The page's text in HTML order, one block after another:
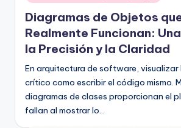
n
si
g
h
t
s
en
Diagramas de Objetos
Realmente Funcionan:
la Precisión y la Claridad
En arquitectura de software,
crítico como escribir el código mismo.
diagramas de clases proporcionan el
fallan al mostrar lo…